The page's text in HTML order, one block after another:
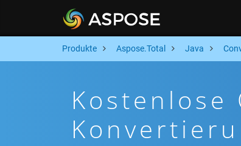
Produkte Aspose.Total Java
Kostenlose